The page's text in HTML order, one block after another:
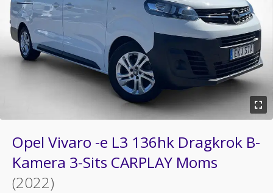
Opel Vivaro -e L3 136hk Dragkrok B-
Kamera 3-Sits CARPLAY Moms
(2022)